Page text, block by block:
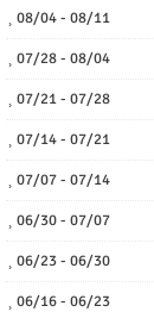
08/04 - 08/11
07/28 - 08/04
07/21 - 07/28
07/14 - 07/21
07/07 - 07/14
06/30 - 07/07
06/23 - 06/30
06/16 - 06/23